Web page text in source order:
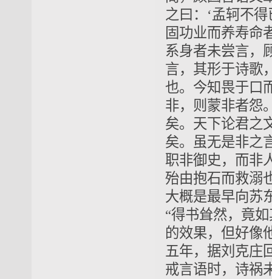
之曰：‘孟轲不
固功业而养寿命
系身者未尝言，
言，其形于诗歌
也。今知畏于口
非，则蒙非者怨
矣。天下论君之
矣。虽无是非之
职非御史，而非
殆由抱石而救溺
大概是最早向苏
“得书耸然，竟
的效果，但好像
五年，据刘克庄
戒言语时，诗祸